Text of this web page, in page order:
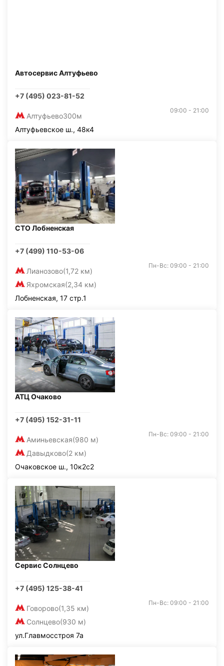
Автосервис Алтуфьево
+7 (495) 023-81-52
Алтуфьево300м
09:00 - 21:00
Алтуфьевское ш., 48к4
СТО Лобненская
+7 (499) 110-53-06
Лианозово(1,72 км)
Яхромская(2,34 км)
Пн-Вс: 09:00 - 21:00
Лобненская, 17 стр.1
АТЦ Очаково
+7 (495) 152-31-11
Аминьевская(980 м)
Давыдково(2 км)
Пн-Вс: 09:00 - 21:00
Очаковское ш., 10к2с2
Сервис Солнцево
+7 (495) 125-38-41
Говорово(1,35 км)
Солнцево(930 м)
Пн-Вс: 09:00 - 21:00
ул.Главмосстроя 7а